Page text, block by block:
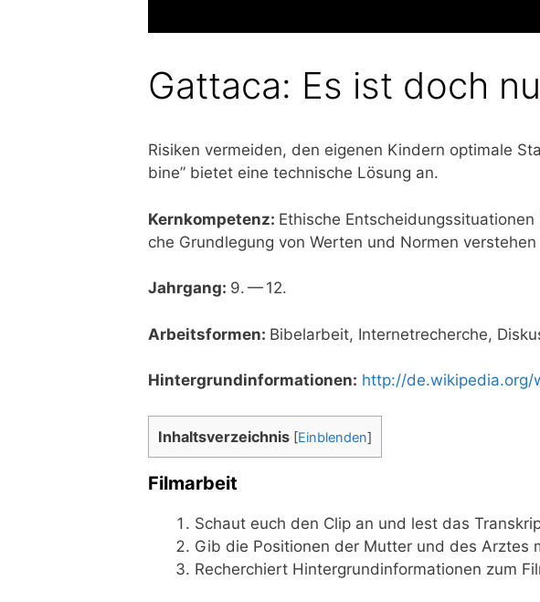
Gattaca: Es ist doch
Risi­ken ver­mei­den, den eige­nen Kin­dern opti­ma­le
bi­ne” bie­tet eine tech­ni­sche Lösung an.
Kern­kom­pe­tenz: Ethi­sche
che Grund­le­gung von Wer­ten und Nor­men
Jahr­gang: 9. — 12.
Arbeits­for­men: Bibel­ar­beit, Inter­net­re­cher­che,
Hin­ter­grund­in­for­ma­tio­nen: http://​de​.wiki​pe​dia​.org/​
Inhalts­ver­zeich­nis [Einblenden]
Filmarbeit
Schaut euch den Clip an und lest das
Gib die Posi­tio­nen der Mut­ter und des Arz­tes
Recher­chiert Hin­ter­grund­in­for­ma­tio­nen zum